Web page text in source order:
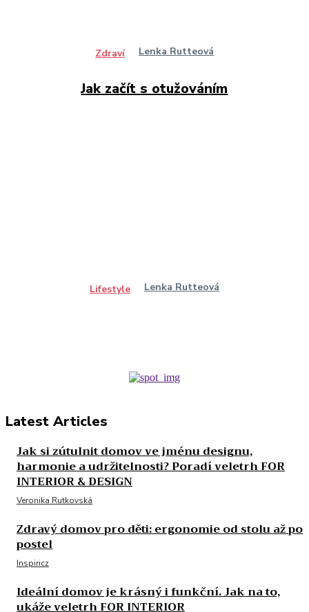
Zdraví Lenka Rutteová
Jak začít s otužováním
Lifestyle Lenka Rutteová
Latest Articles
Jak si zútulnit domov ve jménu designu,
harmonie a udržitelnosti? Poradí veletrh FOR
INTERIOR & DESIGN
Veronika Rutkovská
Zdravý domov pro děti: ergonomie od stolu až po
postel
Inspiricz
Ideální domov je krásný i funkční. Jak na to,
ukáže veletrh FOR INTERIOR